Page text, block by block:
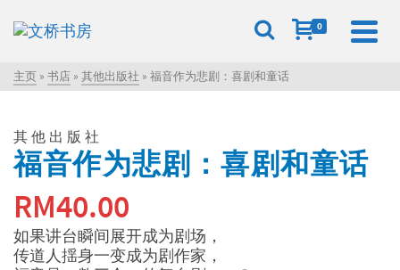
0
主页 » 书店 » 其他出版社 » 福音作为悲剧：喜剧和童话
其他出版社
福音作为悲剧：喜剧和童话
RM40.00
如果讲台瞬间展开成为剧场，
传道人揺身一变成为剧作家，